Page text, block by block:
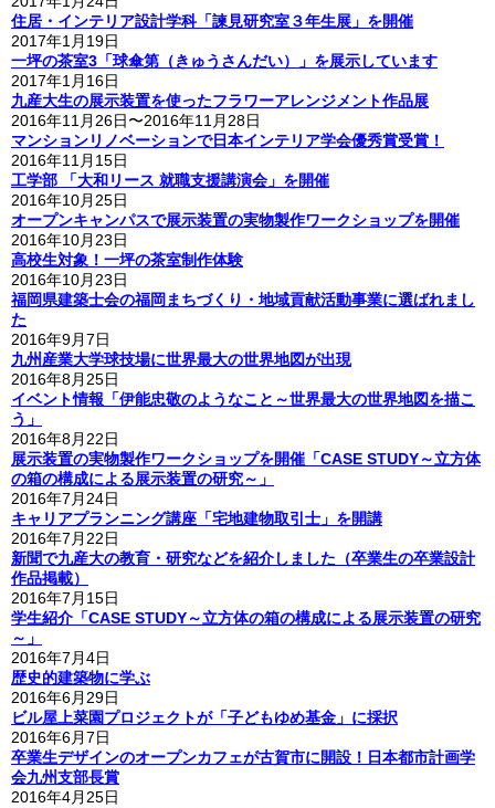
住居・インテリア設計学科「諫見研究室３年生展」を開催
2017年1月19日
一坪の茶室3「球傘第（きゅうさんだい）」を展示しています
2017年1月16日
九産大生の展示装置を使ったフラワーアレンジメント作品展
2016年11月26日〜2016年11月28日
マンションリノベーションで日本インテリア学会優秀賞受賞！
2016年11月15日
工学部 「大和リース 就職支援講演会」を開催
2016年10月25日
オープンキャンパスで展示装置の実物製作ワークショップを開催
2016年10月23日
高校生対象！一坪の茶室制作体験
2016年10月23日
福岡県建築士会の福岡まちづくり・地域貢献活動事業に選ばれまし
た
2016年9月7日
九州産業大学球技場に世界最大の世界地図が出現
2016年8月25日
イベント情報「伊能忠敬のようなこと～世界最大の世界地図を描こ
う」
2016年8月22日
展示装置の実物製作ワークショップを開催「CASE STUDY～立方体
の箱の構成による展示装置の研究～」
2016年7月24日
キャリアプランニング講座「宅地建物取引士」を開講
2016年7月22日
新聞で九産大の教育・研究などを紹介しました（卒業生の卒業設計
作品掲載）
2016年7月15日
学生紹介「CASE STUDY～立方体の箱の構成による展示装置の研究
～」
2016年7月4日
歴史的建築物に学ぶ
2016年6月29日
ビル屋上菜園プロジェクトが「子どもゆめ基金」に採択
2016年6月7日
卒業生デザインのオープンカフェが古賀市に開設！日本都市計画学
会九州支部長賞
2016年4月25日